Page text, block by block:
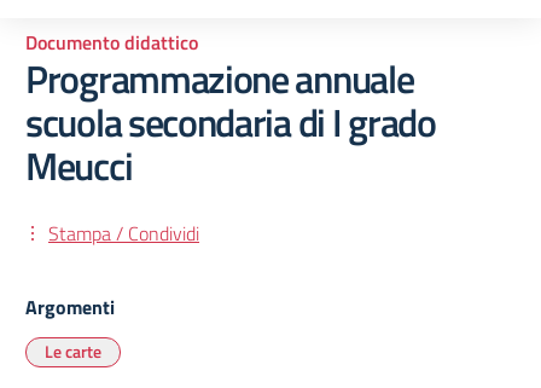
Documento didattico
Programmazione annuale
scuola secondaria di I grado
Meucci
Stampa / Condividi
Argomenti
Le carte